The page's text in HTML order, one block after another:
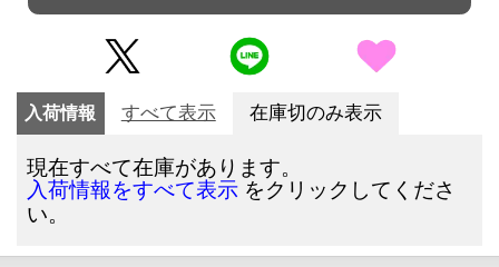
入荷情報 すべて表示 在庫切のみ表示
現在すべて在庫があります。
入荷情報をすべて表示 をクリックしてくださ
い。